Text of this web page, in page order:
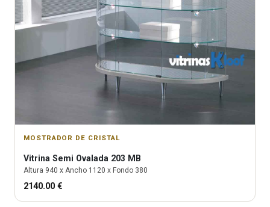
MOSTRADOR DE CRISTAL
Vitrina Semi Ovalada 203 MB
Altura 940 x Ancho 1120 x Fondo 380
2140.00 €